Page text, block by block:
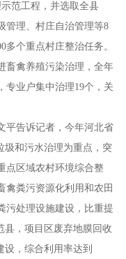
范工程，并选取全县
管理、村庄自治管理等8
多个重点村庄整治任务。
畜禽养殖污染治理，全年
专业户集中治理19个，关
平告诉记者，今年河北省
圾和污水治理为重点，突
点区域农村环境综合整
禽粪污资源化利用和农田
污处理设施建设，比重提
县，项目区废弃地膜回收
设，综合利用率达到